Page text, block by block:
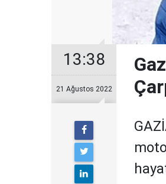
13:38
21 Ağustos 2022